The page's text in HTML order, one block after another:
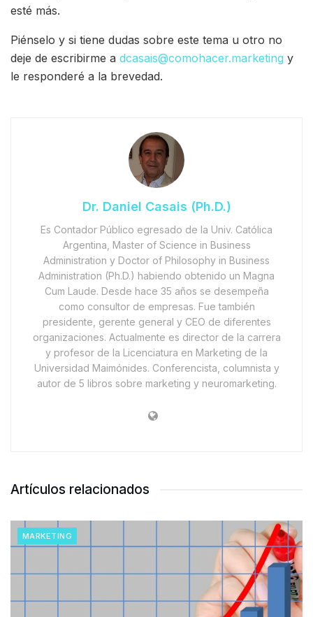
esté más.
Piénselo y si tiene dudas sobre este tema u otro no
deje de escribirme a dcasais@comohacer.marketing y
le responderé a la brevedad.
Dr. Daniel Casais (Ph.D.)
Es Contador Público egresado de la Univ. Católica
Argentina, Master of Science in Business
Administration y Doctor of Philosophy in Business
Administration (Ph.D.) habiendo obtenido un Magna
Cum Laude. Desde hace 35 años se desempeña
como consultor de empresas. Fue también
presidente, gerente general y CEO de diferentes
organizaciones. Actualmente es director de la carrera
y profesor de la Licenciatura en Marketing de la
Universidad Maimónides. Conferencista, columnista y
autor de 5 libros sobre marketing y neuromarketing.
Artículos relacionados
MARKETING